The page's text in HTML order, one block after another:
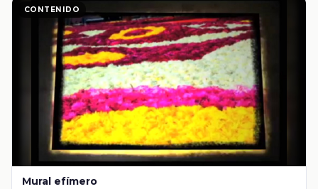
CONTENIDO
Mural efímero